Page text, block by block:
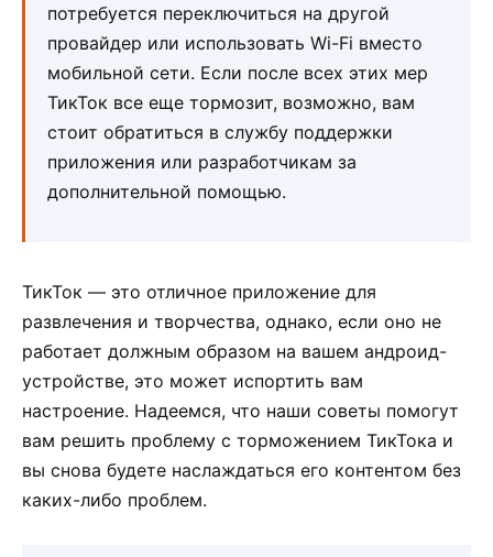
потребуется переключиться на другой
провайдер или использовать Wi-Fi вместо
мобильной сети. Если после всех этих мер
ТикТок все еще тормозит, возможно, вам
стоит обратиться в службу поддержки
приложения или разработчикам за
дополнительной помощью.
ТикТок — это отличное приложение для
развлечения и творчества, однако, если оно не
работает должным образом на вашем андроид-
устройстве, это может испортить вам
настроение. Надеемся, что наши советы помогут
вам решить проблему с торможением ТикТока и
вы снова будете наслаждаться его контентом без
каких-либо проблем.